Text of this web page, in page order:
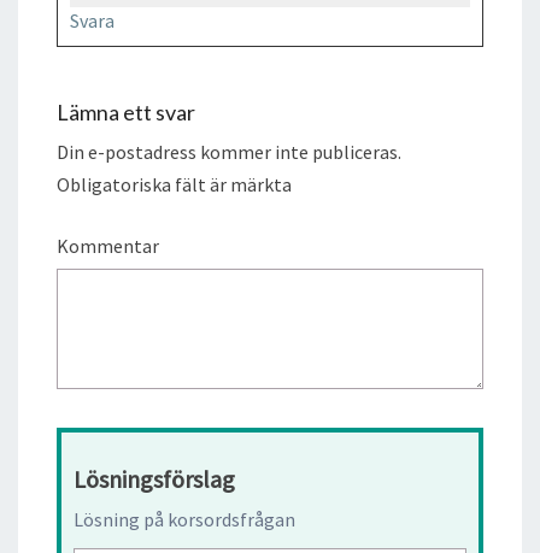
Svara
Lämna ett svar
Din e-postadress kommer inte publiceras.
Obligatoriska fält är märkta
Kommentar
Lösningsförslag
Lösning på korsordsfrågan